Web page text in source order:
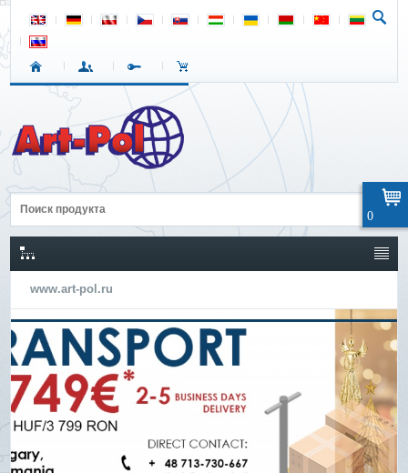
www.art-pol.ru
0